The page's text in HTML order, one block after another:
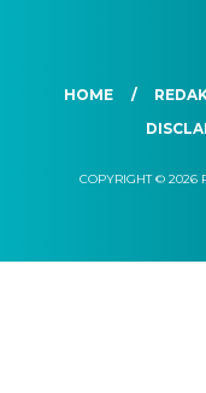
HOME
COPYRIGHT © 2026